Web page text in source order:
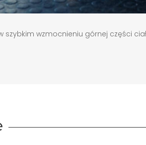
szybkim wzmocnieniu górnej części